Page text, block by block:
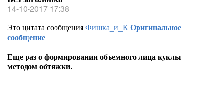
14-10-2017 17:38
Это цитата сообщенияФишка_и_КОригинальное
сообщение
Еще раз о формировании объемного лица куклы
методом обтяжки.